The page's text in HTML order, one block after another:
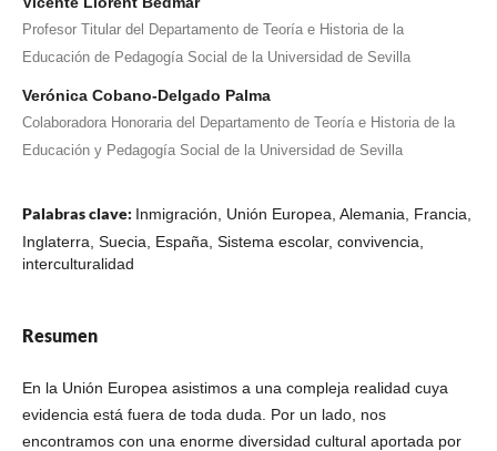
Profesor Titular del Departamento de Teoría e Historia de la
Educación de Pedagogía Social de la Universidad de Sevilla
Verónica Cobano-Delgado Palma
Colaboradora Honoraria del Departamento de Teoría e Historia de la
Educación y Pedagogía Social de la Universidad de Sevilla
Palabras clave: Inmigración, Unión Europea, Alemania, Francia,
Inglaterra, Suecia, España, Sistema escolar, convivencia,
interculturalidad
Resumen
En la Unión Europea asistimos a una compleja realidad cuya
evidencia está fuera de toda duda. Por un lado, nos
encontramos con una enorme diversidad cultural aportada por